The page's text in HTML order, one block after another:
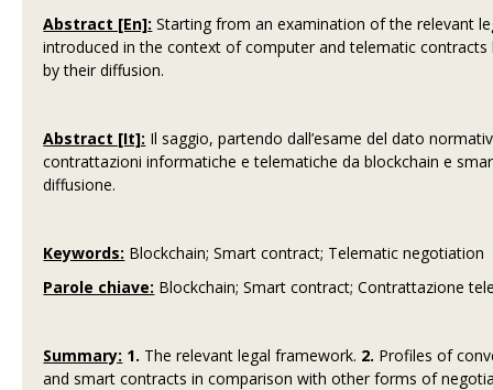
Abstract [En]: Starting from an examination of the relevant
introduced in the context of computer and telematic
by their diffusion.
Abstract [It]: Il saggio, partendo dall’esame del dato
contrattazioni informatiche e telematiche da blockchain e
diffusione.
Keywords: Blockchain; Smart contract; Telematic negotiation
Parole chiave: Blockchain; Smart contract; Contrattazione
Summary: 1. The relevant legal framework. 2. Profiles of
and smart contracts in comparison with other forms of